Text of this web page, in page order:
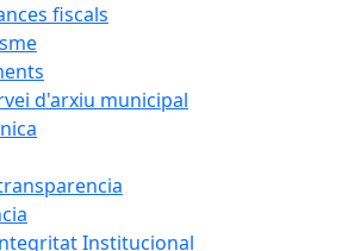
fiscals
d'arxiu municipal
Institucional